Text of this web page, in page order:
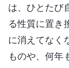
は、ひとたび
る性質に置き
に消えてなく
ものや、何年